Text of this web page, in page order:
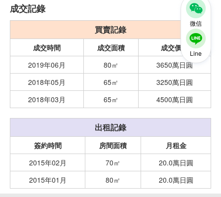
微信
Line
成交記錄
買賣記錄
成交時間 成交面積
成交價格
2019年06月
80㎡
3650萬日圓
2018年05月
65㎡
3250萬日圓
2018年03月
65㎡ 4500萬日圓
出租記錄
簽約時間 房間面積
月租金
2015年02月
70㎡
20.0萬日圓
2015年01月
80㎡ 20.0萬日圓